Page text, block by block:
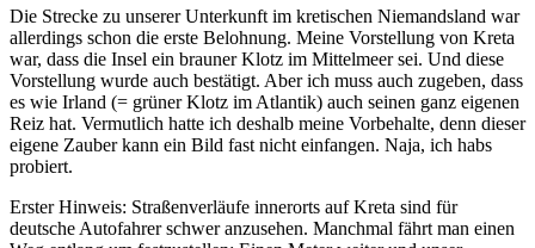
Die Strecke zu unserer Unterkunft im kretischen Niemandsland war
allerdings schon die erste Belohnung. Meine Vorstellung von Kreta
war, dass die Insel ein brauner Klotz im Mittelmeer sei. Und diese
Vorstellung wurde auch bestätigt. Aber ich muss auch zugeben, dass
es wie Irland (= grüner Klotz im Atlantik) auch seinen ganz eigenen
Reiz hat. Vermutlich hatte ich deshalb meine Vorbehalte, denn dieser
eigene Zauber kann ein Bild fast nicht einfangen. Naja, ich habs
probiert.
Erster Hinweis: Straßenverläufe innerorts auf Kreta sind für
deutsche Autofahrer schwer anzusehen. Manchmal fährt man einen